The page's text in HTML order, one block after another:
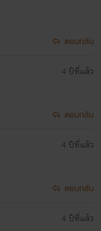
ตอบกลับ
4 ปีที่แล้ว
ตอบกลับ
4 ปีที่แล้ว
ตอบกลับ
4 ปีที่แล้ว